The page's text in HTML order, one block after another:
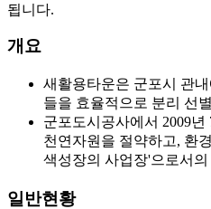
됩니다.
개요
새활용타운은 군포시 관
들을 효율적으로 분리 선
군포도시공사에서 2009
천연자원을 절약하고, 환
색성장의 사업장'으로서
일반현황